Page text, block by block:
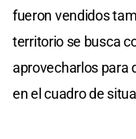
fueron vendidos
territorio se busca
aprovecharlos para
en el cuadro de